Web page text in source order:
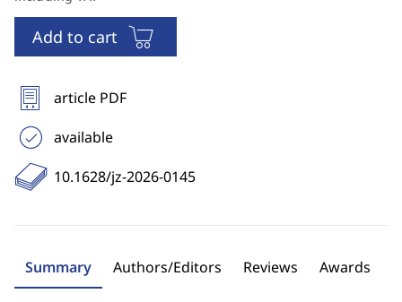
Add to cart
article PDF
available
10.1628/jz-2026-0145
Summary Authors/Editors Reviews Awards